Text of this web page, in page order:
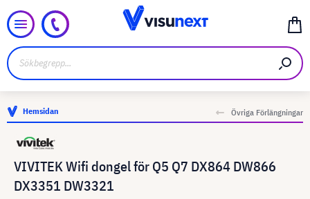
Hemsidan Övriga Förlängningar
VIVITEK Wifi dongel för Q5 Q7 DX864 DW866
DX3351 DW3321